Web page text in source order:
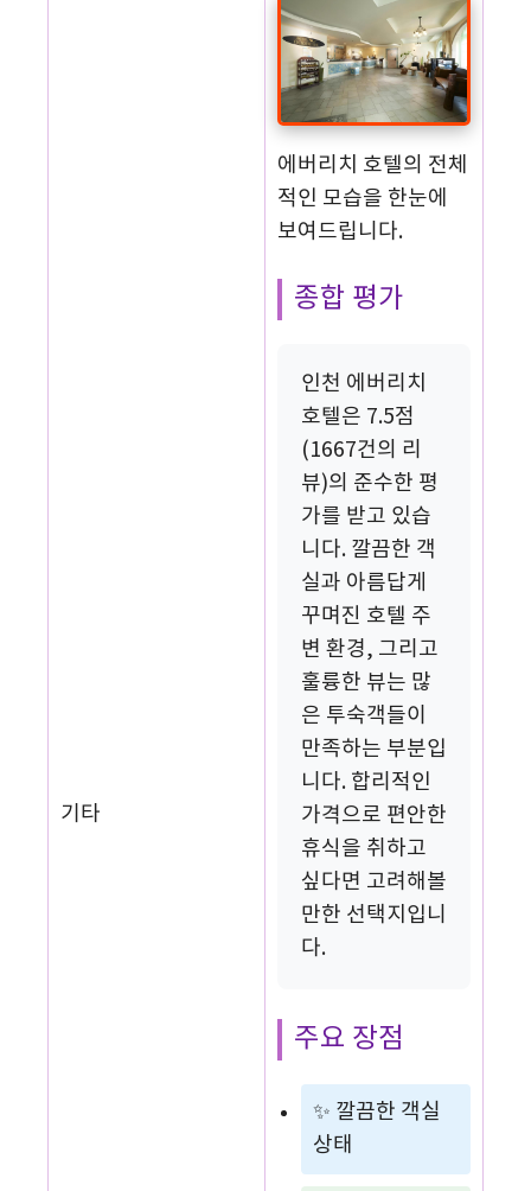
기타
에버리치 호텔의 전체
적인 모습을 한눈에
보여드립니다.
종합 평가
인천 에버리치
호텔은 7.5점
(1667건의 리
뷰)의 준수한 평
가를 받고 있습
니다. 깔끔한 객
실과 아름답게
꾸며진 호텔 주
변 환경, 그리고
훌륭한 뷰는 많
은 투숙객들이
만족하는 부분입
니다. 합리적인
가격으로 편안한
휴식을 취하고
싶다면 고려해볼
만한 선택지입니
다.
주요 장점
✨ 깔끔한 객실
상태